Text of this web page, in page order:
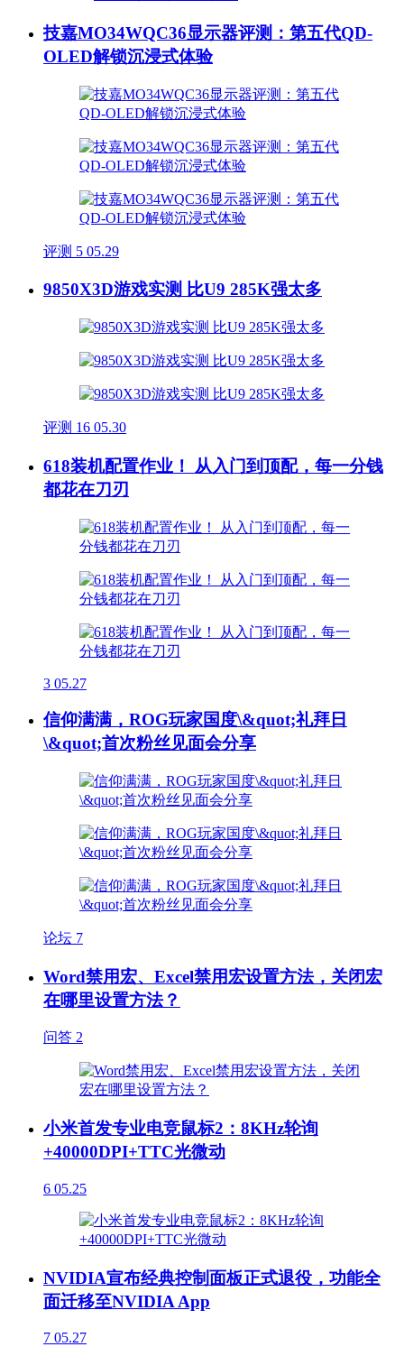
技嘉MO34WQC36显示器评测：第五代QD-
OLED解锁沉浸式体验
评测 5 05.29
9850X3D游戏实测 比U9 285K强太多
评测 16 05.30
618装机配置作业！ 从入门到顶配，每一分钱
都花在刀刃
3 05.27
信仰满满，ROG玩家国度\&quot;礼拜日
\&quot;首次粉丝见面会分享
论坛 7
Word禁用宏、Excel禁用宏设置方法，关闭宏
在哪里设置方法？
问答 2
小米首发专业电竞鼠标2：8KHz轮询
+40000DPI+TTC光微动
6 05.25
NVIDIA宣布经典控制面板正式退役，功能全
面迁移至NVIDIA App
7 05.27